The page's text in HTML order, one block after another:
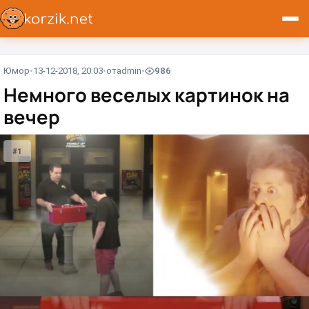
Юмор 13-12-2018, 20:03 отadmin 986
Немного веселых картинок на
вечер
#1